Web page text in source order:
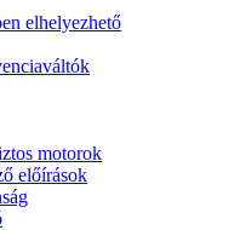
elhelyezhető
motorok
előírások